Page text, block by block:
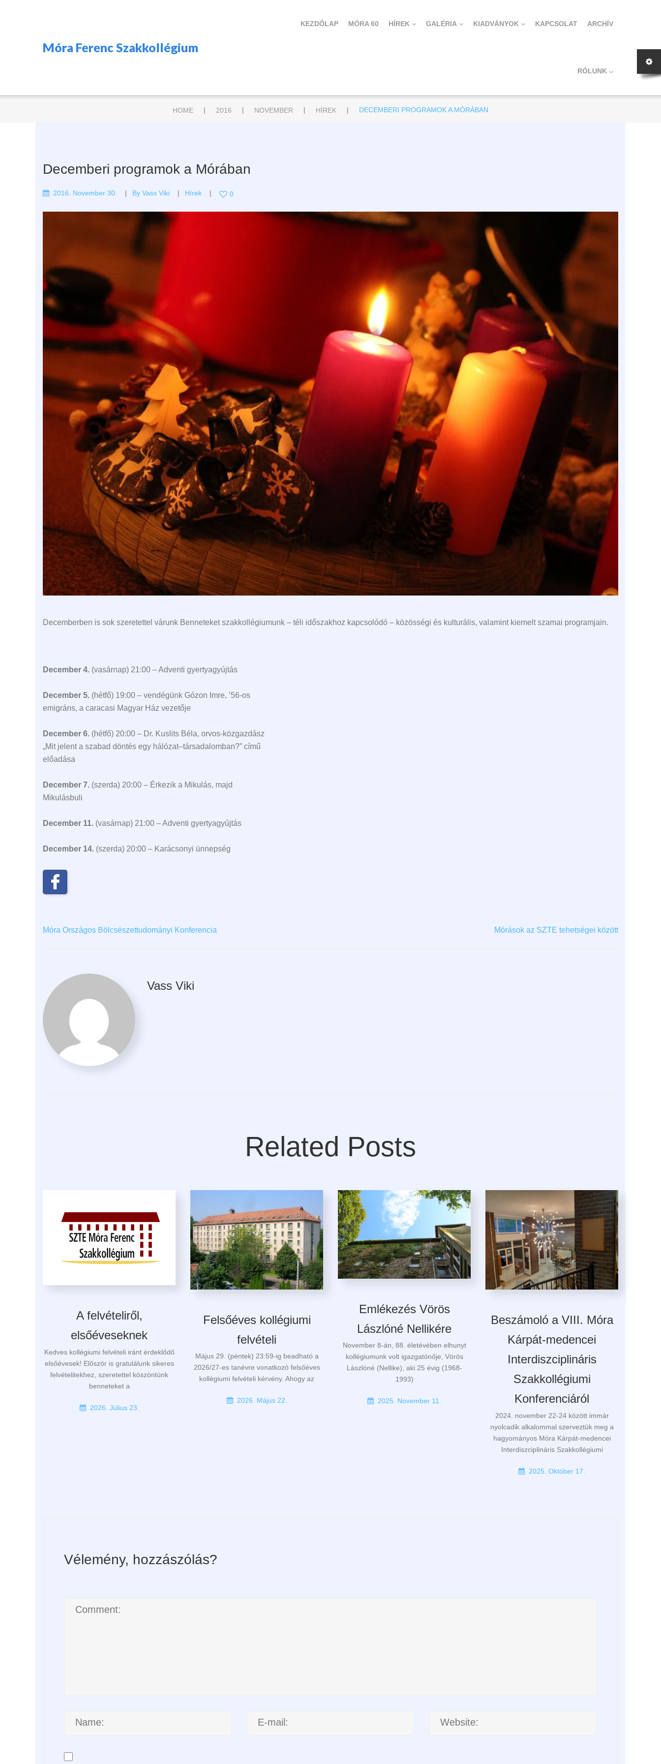
Móra Ferenc Szakkollégium
KEZDŐLAP MÓRA 60 HÍREK GALÉRIA KIADVÁNYOK KAPCSOLAT ARCHÍV
RÓLUNK
HOME | 2016 | NOVEMBER | HÍREK | DECEMBERI PROGRAMOK A MÓRÁBAN
Decemberi programok a Mórában
2016. November 30. By Vass Viki Hírek 0
Decemberben is sok szeretettel várunk Benneteket szakkollégiumunk – téli időszakhoz kapcsolódó – közösségi és kulturális, valamint kiemelt szamai programjain.
December 4. (vasárnap) 21:00 –Adventi gyertyagyújtás
December 5. (hétfő) 19:00 – vendégünk Gózon Imre, ’56-os
emigráns, a caracasi Magyar Ház vezetője
December 6. (hétfő) 20:00 – Dr. Kuslits Béla, orvos-közgazdász
„Mit jel ent a szabad döntés egy hálózat–társadalomban?” című
előadása
December 7. (szerda) 20:00 – Érkezik a Mikulás, majd
Mikulásbuli
December 11. (vasárnap) 21:00 –Adventi gyertyagyújtás
December 14. (szerda) 20:00 – Karácsonyi ünnepség
Móra Országos Bölcsészettudományi Konferencia Mórások az SZTE tehetségei között
Vass Viki
Related Posts
A felvételiről,
elsőéveseknek
Kedves kollégiumi felvételi iránt érdeklődő
elsőévesek! Először is gratulálunk sikeres
felvételitekhez, szeretettel köszöntünk
benneteket a
2026. Július 23.
Felsőéves kollégiumi
felvételi
Május 29. (péntek) 23:59-ig beadható a
2026/27-es tanévre vonatkozó felsőéves
kollégiumi felvételi kérvény. Ahogy az
2026. Május 22.
Emlékezés Vörös
Lászlóné Nellikére
November 8-án, 88. életévében elhunyt
kollégiumunk volt igazgatónője, Vörös
Lászlóné (Nellike), aki 25 évig (1968-
1993)
2025. November 11.
Beszámoló a VIII. Móra
Kárpát-medencei
Interdiszciplináris
Szakkollégiumi
Konferenciáról
2024. november 22-24 között immár
nyolcadik alkalommal szerveztük meg a
hagyományos Móra Kárpát-medencei
Interdiszciplináris Szakkollégiumi
2025. Október 17.
Vélemény, hozzászólás?